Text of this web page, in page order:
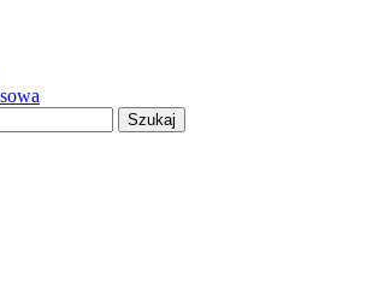
Szukaj